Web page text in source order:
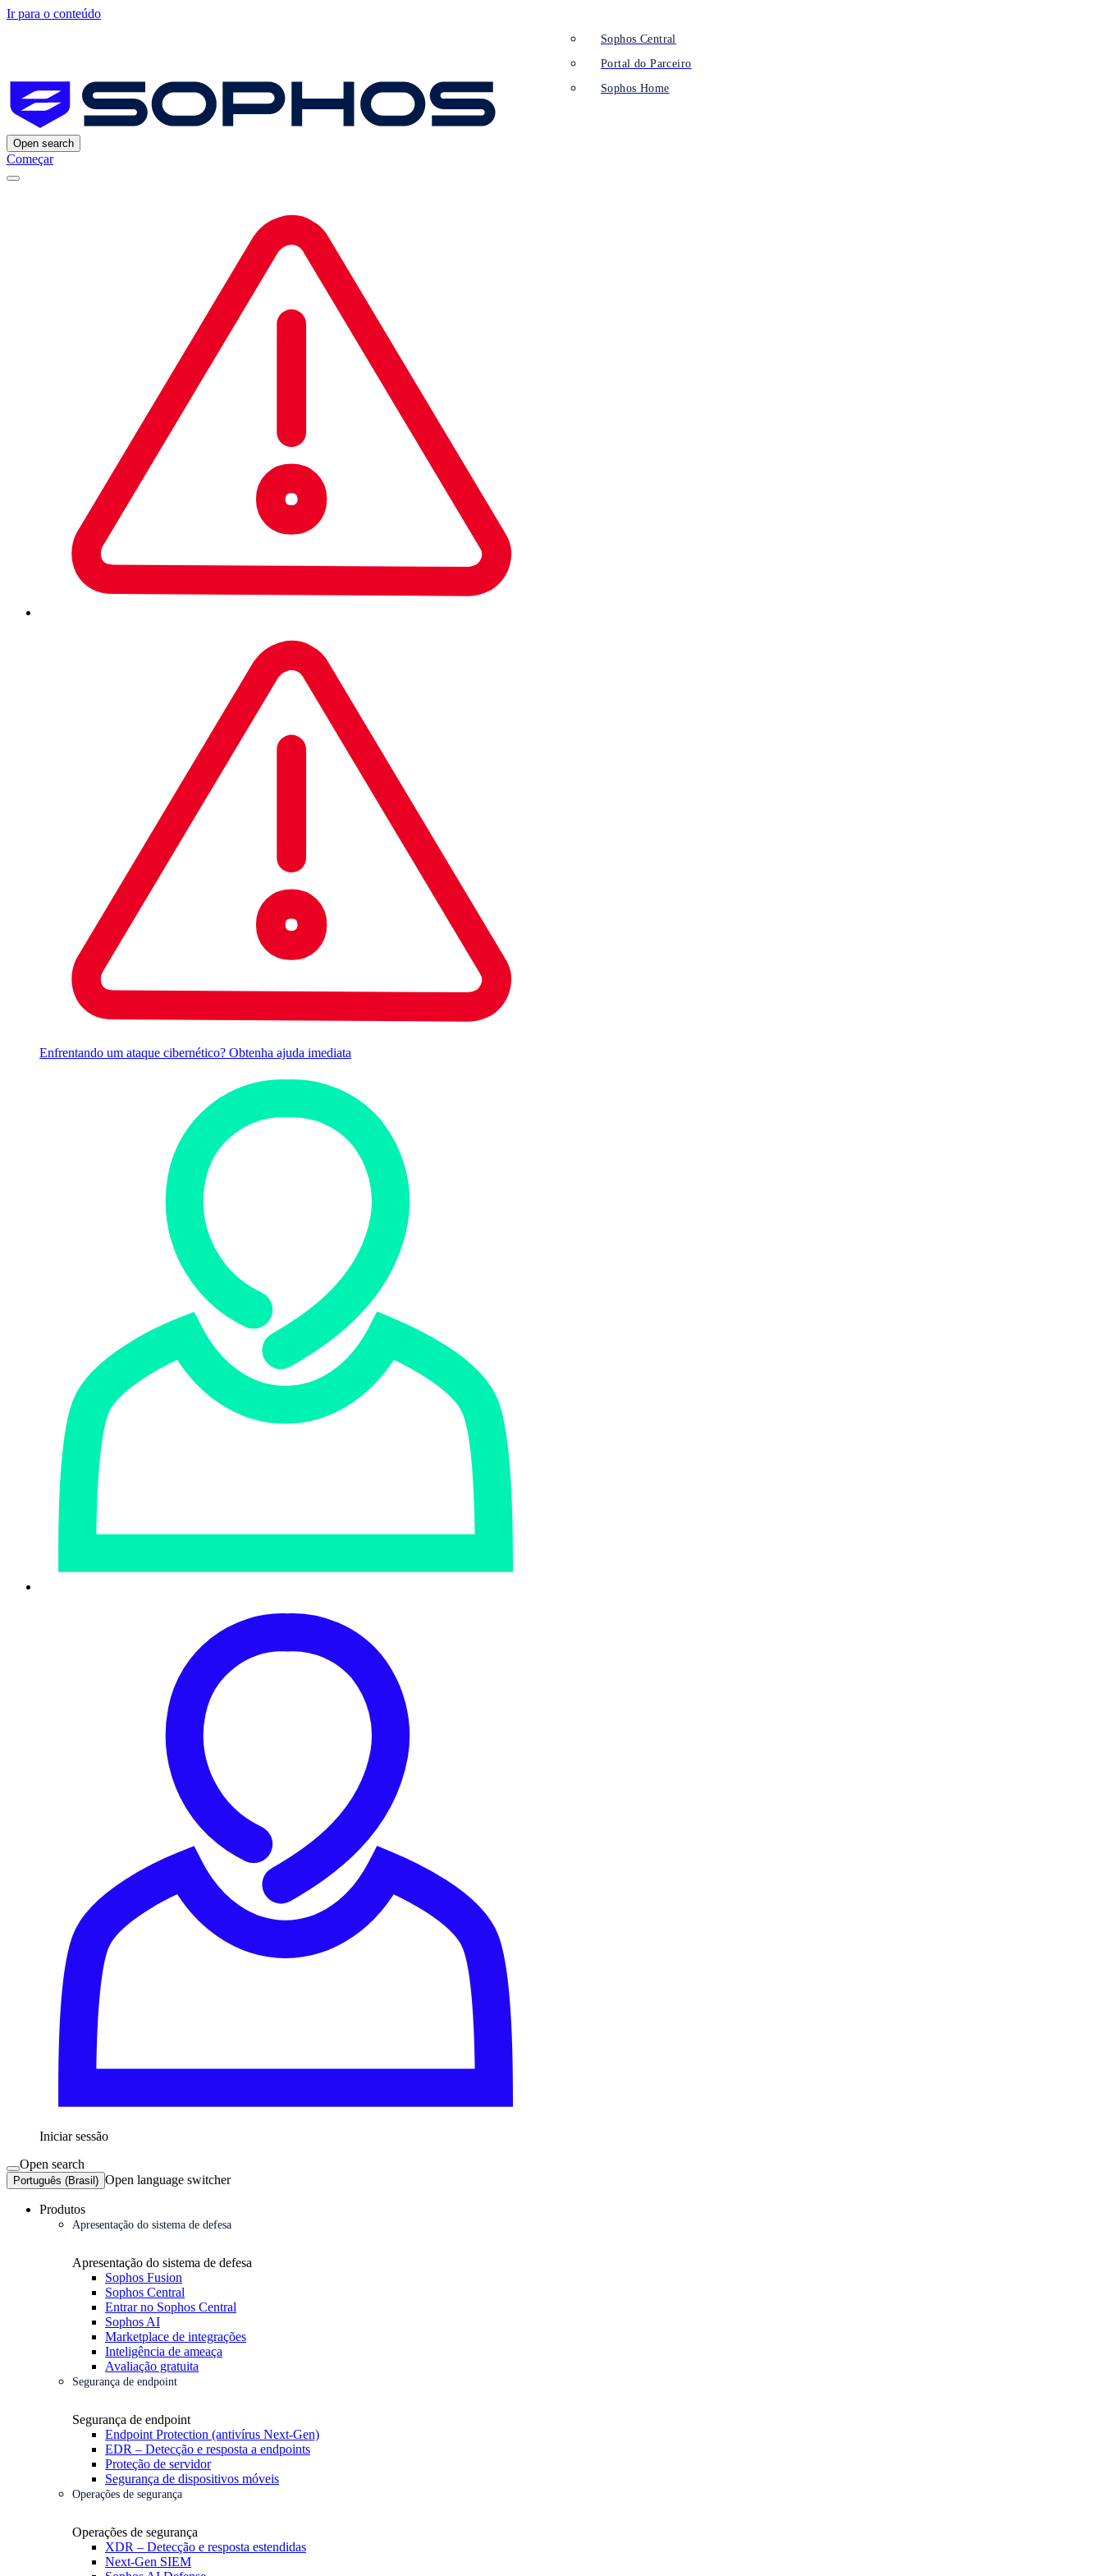
Ir para o conteúdo
Open search
Começar
Enfrentando um ataque cibernético? Obtenha ajuda imediata
Iniciar sessão
Sophos Central
Portal do Parceiro
Sophos Home
Open search
Português (Brasil) Open language switcher
Produtos
Apresentação do sistema de defesa
Apresentação do sistema de defesa
Sophos Fusion
Sophos Central
Entrar no Sophos Central
Sophos AI
Marketplace de integrações
Inteligência de ameaça
Avaliação gratuita
Segurança de endpoint
Segurança de endpoint
Endpoint Protection (antivírus Next-Gen)
EDR – Detecção e resposta a endpoints
Proteção de servidor
Segurança de dispositivos móveis
Operações de segurança
Operações de segurança
XDR – Detecção e resposta estendidas
Next-Gen SIEM